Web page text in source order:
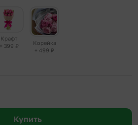
Крафт
+ 399 ₽
Корейка
+ 499 ₽
Купить